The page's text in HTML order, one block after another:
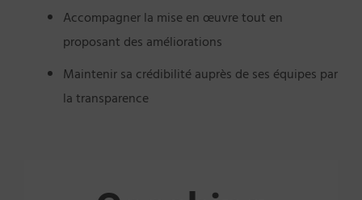
Accompagner la mise en œuvre tout en
proposant des améliorations
Maintenir sa crédibilité auprès de ses équipes par
la transparence